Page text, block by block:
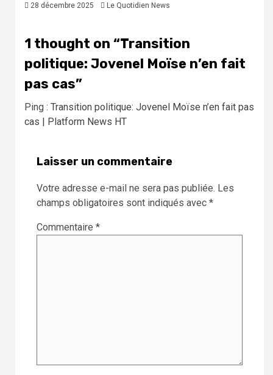
28 décembre 2025 Le Quotidien News
1 thought on “Transition
politique: Jovenel Moïse n’en fait
pas cas”
Ping : Transition politique: Jovenel Moïse n’en fait pas
cas | Platform News HT
Laisser un commentaire
Votre adresse e-mail ne sera pas publiée. Les
champs obligatoires sont indiqués avec *
Commentaire *